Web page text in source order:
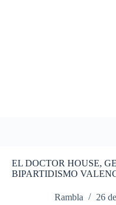
EL DOCTOR HOUSE,
BIPARTIDISMO
Rambla 26